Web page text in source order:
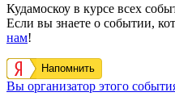
Кудамоскоу в курсе всех
Если вы знаете о событии,
нам!
Напомнить
Вы организатор этого